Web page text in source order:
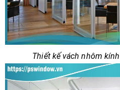
Thiết kế vách nhôm